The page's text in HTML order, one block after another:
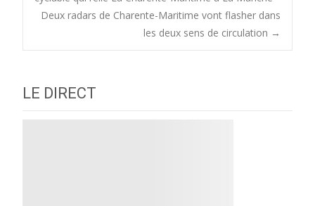
navigation
Deux radars de Charente-Maritime vont flasher dans
les deux sens de circulation →
LE DIRECT